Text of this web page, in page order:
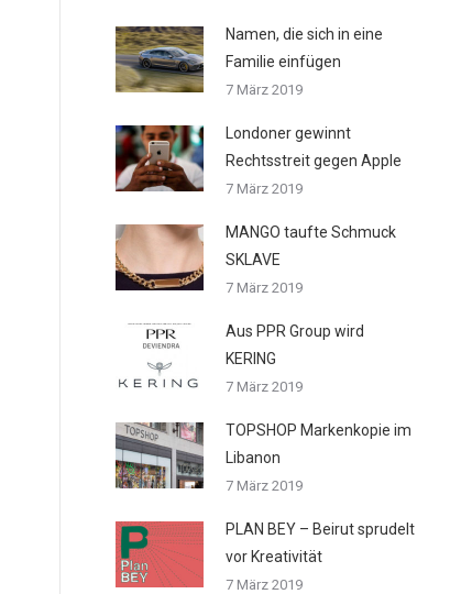
Namen, die sich in eine
Familie einfügen
7 März 2019
Londoner gewinnt
Rechtsstreit gegen Apple
7 März 2019
MANGO taufte Schmuck
SKLAVE
7 März 2019
Aus PPR Group wird
KERING
7 März 2019
TOPSHOP Markenkopie im
Libanon
7 März 2019
PLAN BEY – Beirut sprudelt
vor Kreativität
7 März 2019